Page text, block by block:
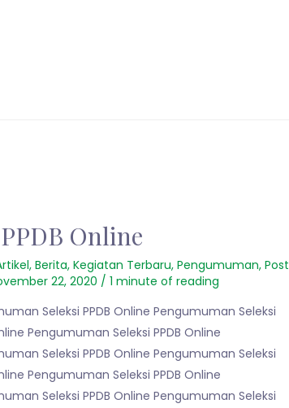
Online
,Berita,Kegiatan Terbaru,Pengumuman,Post
22, 2020 /1 minute of reading
Seleksi PPDB Online Pengumuman Seleksi
Pengumuman Seleksi PPDB Online
Seleksi PPDB Online Pengumuman Seleksi
Pengumuman Seleksi PPDB Online
Seleksi PPDB Online Pengumuman Seleksi